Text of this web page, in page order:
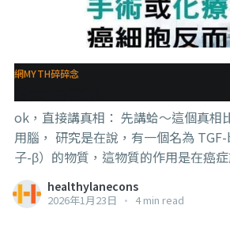
感受器，並控制蛋白質的合成 3，吃下的omega 6 會被
FABP5 傳輸到視丘神經元，並活化 mTORC1
是在大腦的代謝與行為調控中觀察到的。 . . . 因為脂
就是細胞的能量和原料，omega 6又是
之一
網MYTH碎碎念
ok，直接講真相： 先講蛤～這個真相比較枯燥，比較需要
用腦， 研究是在說，有一個名為 TGF-beta（轉化生長因
子-β）的物質，這物質的作用是在癌
症的發展，但如果到了癌症後期，它
助癌症發展的更快。 研究者就是在研究並確認這件事。 他
healthylanecons
2026年1月23日 • 4 min read